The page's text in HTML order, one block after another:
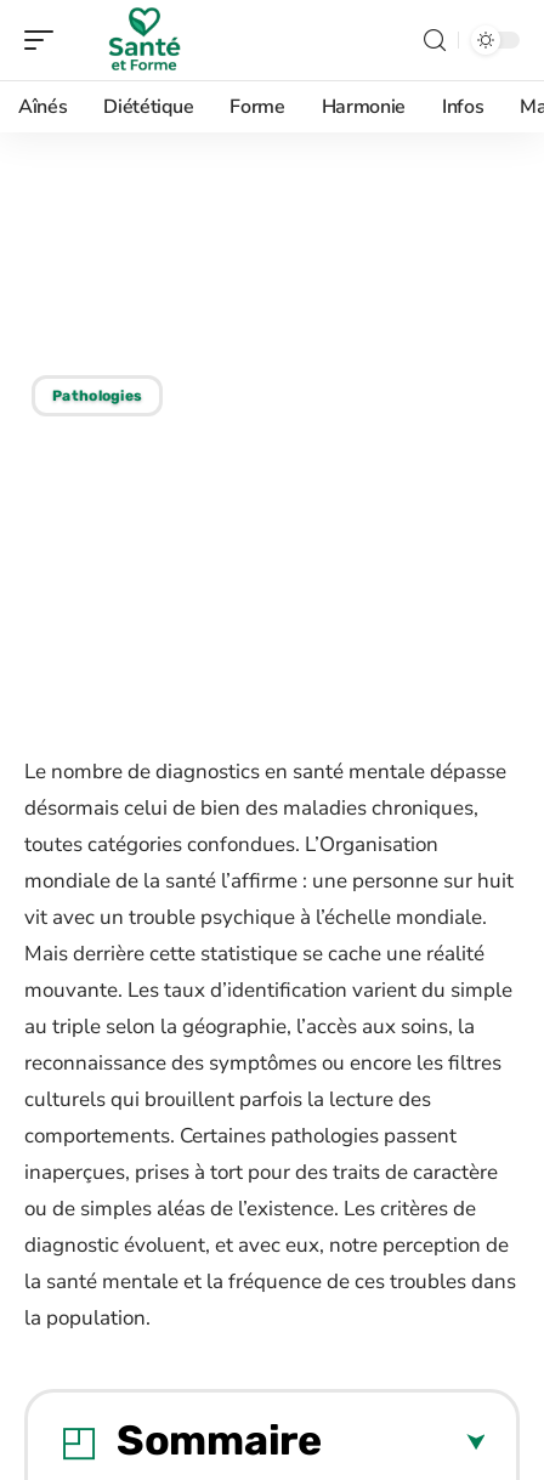
Aînés Diététique Forme Harmonie Infos
Pathologies
Le nombre de diagnostics en santé mentale dépasse
désormais celui de bien des maladies chroniques,
toutes catégories confondues. L’Organisation
mondiale de la santé l’affirme : une personne sur huit
vit avec un trouble psychique à l’échelle mondiale.
Mais derrière cette statistique se cache une réalité
mouvante. Les taux d’identification varient du simple
au triple selon la géographie, l’accès aux soins, la
reconnaissance des symptômes ou encore les filtres
culturels qui brouillent parfois la lecture des
comportements. Certaines pathologies passent
inaperçues, prises à tort pour des traits de caractère
ou de simples aléas de l’existence. Les critères de
diagnostic évoluent, et avec eux, notre perception de
la santé mentale et la fréquence de ces troubles dans
la population.
Sommaire